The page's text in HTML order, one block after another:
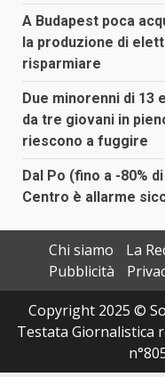
A Budapest poca
la produzione di
risparmiare
Due minorenni di 13
da tre giovani in
riescono a fuggire
Dal Po (fino a -80%
Centro è allarme
Chi siamo
La
Pubblicità
Copyright 2025 ©
Testata Giornalistica